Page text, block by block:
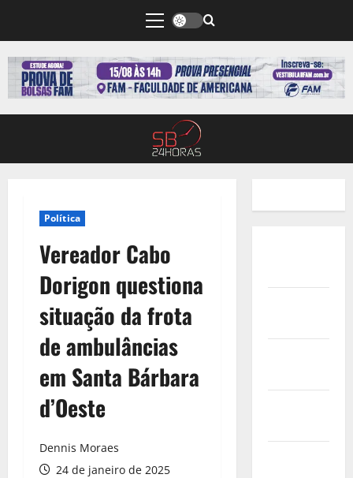
Política
Vereador Cabo
Dorigon questiona
situação da frota
de ambulâncias
em Santa Bárbara
d’Oeste
Dennis Moraes
24 de janeiro de 2025